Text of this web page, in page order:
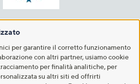
per garantire il corretto funzionamento
con altri partner, usiamo cookie
per finalità analitiche, per
su altri siti ed offrirti